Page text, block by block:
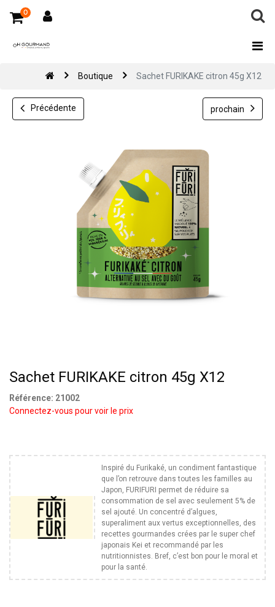
0
Boutique Sachet FURIKAKE citron 45g X12
Précédente prochain
Sachet FURIKAKE citron 45g X12
Référence: 21002
Connectez-vous pour voir le prix
Inspiré du Furikaké, un condiment fantastique
que l’on retrouve dans toutes les familles au
Japon, FURIFURI permet de réduire sa
consommation de sel avec seulement 5% de
sel ajouté. Un concentré d’algues,
superaliment aux vertus exceptionnelles, des
recettes gourmandes crées par le super chef
japonais Kei et recommandé par les
nutritionnistes. Bref, c’est bon pour le moral et
pour la santé.